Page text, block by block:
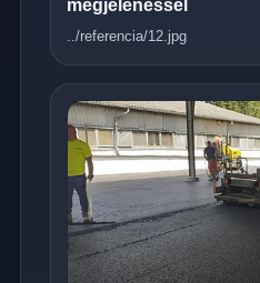
megjelenéssel
../referencia/12.jpg